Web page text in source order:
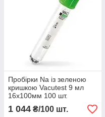
Пробірки Na із зеленою
кришкою Vacutest 9 мл
16х100мм 100 шт.
1 044 ₴/100 шт.